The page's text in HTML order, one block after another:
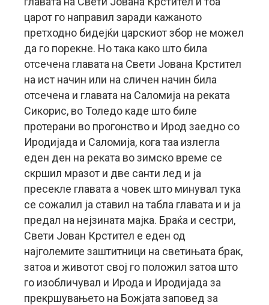
царот го направил заради кажаното
претходно бидејќи царскиот збор не можел
да го порекне. Но така како што била
отсечена главата на Свети Јована Крстител
на ист начин или на сличен начин била
отсечена и главата на Саломија на реката
Сикорис, во Толедо каде што биле
протерани во прогонство и Ирод заедно со
Иродијада и Саломија, кога таа излегла
еден ден на реката во зимско време се
скршил мразот и две санти лед и ја
пресекле главата а човек што минувал тука
се сожалил ја ставил на табла главата и и ја
предал на нејзината мајка. Браќа и сестри,
Свети Јован Крстител е еден од
најголемите заштитници на светињата брак,
затоа и животот свој го положил затоа што
го изобличувал и Ирода и Иродијада за
прекршувањето на Божјата заповед за